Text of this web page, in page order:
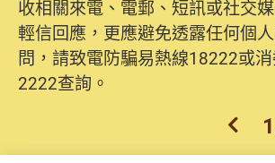
收相關來電、電郵、短訊或社交
輕信回應，更應避免透露任何個
問，請致電防騙易熱線18222或
2222查詢。
上1